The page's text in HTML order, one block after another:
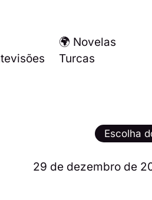
🌍 Novelas
Turcas
Escolha
29 de dezembro de